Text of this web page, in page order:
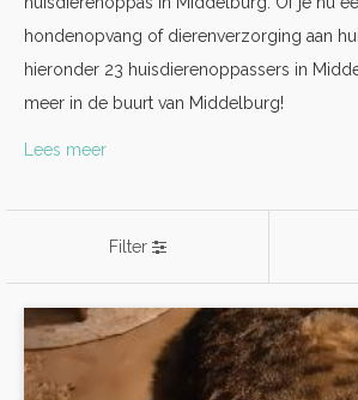
hondenopvang of dierenverzorging aan
hieronder 23 huisdierenoppassers in
meer in de buurt van Middelburg!
Lees meer
Filter